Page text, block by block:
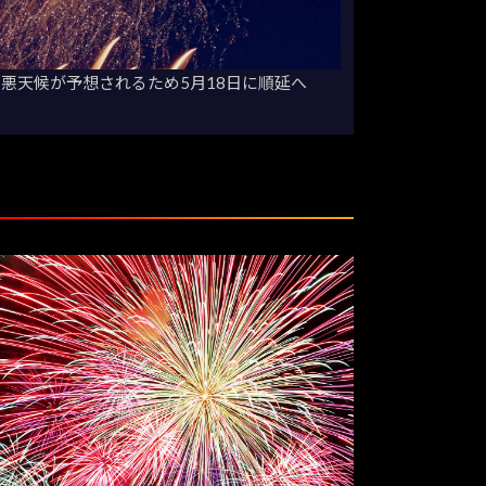
天候が予想されるため5月18日に順延へ